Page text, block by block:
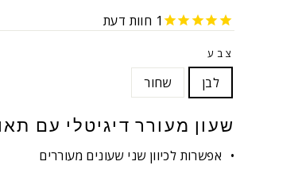
1 חוות דעת
צבע
לבן שחור
שעון מעורר דיגיטלי עם
אפשרות לכיוון שני שעונים מעוררים